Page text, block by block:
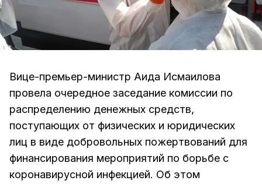
Вице-премьер-министр Аида Исмаилова
провела очередное заседание комиссии по
распределению денежных средств,
поступающих от физических и юридических
лиц в виде добровольных пожертвований для
финансирования мероприятий по борьбе с
коронавирусной инфекцией. Об этом